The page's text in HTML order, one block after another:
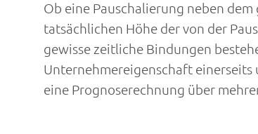
Ob eine Pauschalierung neben
tatsächlichen Höhe der von der
gewisse zeitliche Bindungen
Unternehmereigenschaft einerseits
eine Prognoserechnung über